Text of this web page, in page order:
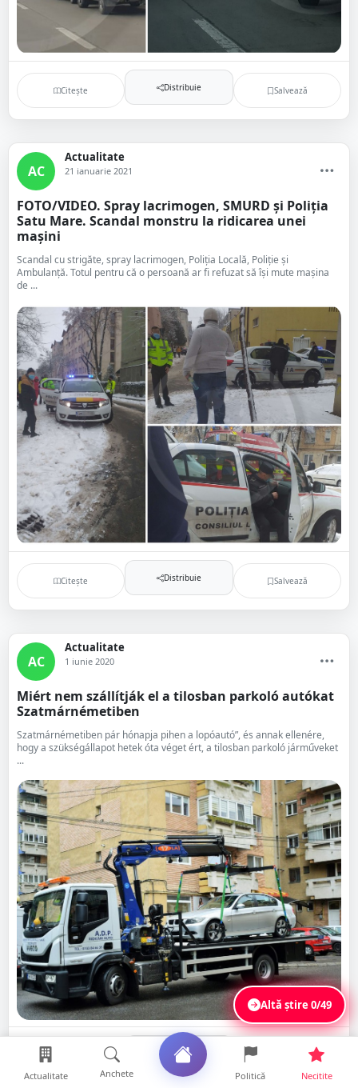
Citește Distribuie Salvează
AC
Actualitate
21 ianuarie 2021
FOTO/VIDEO. Spray lacrimogen, SMURD și Poliția
Satu Mare. Scandal monstru la ridicarea unei
mașini
Scandal cu strigăte, spray lacrimogen, Poliția Locală, Poliție și
Ambulanță. Totul pentru că o persoană ar fi refuzat să își mute mașina
de ...
Citește Distribuie Salvează
AC
Actualitate
1 iunie 2020
Miért nem szállítják el a tilosban parkoló autókat
Szatmárnémetiben
Szatmárnémetiben pár hónapja pihen a lopóautó”, és annak ellenére,
hogy a szükségállapot hetek óta véget ért, a tilosban parkoló járműveket
...
Distribuie
Altă știre0/49
Actualitate Anchete Politică Necitite